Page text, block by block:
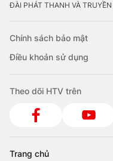
ĐÀI PHÁT THANH VÀ
Chính sách bảo mật
Điều khoản sử dụng
Theo dõi HTV trên
Trang chủ